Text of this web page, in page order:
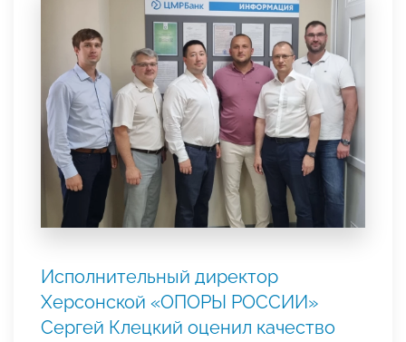
Исполнительный директор
Херсонской «ОПОРЫ РОССИИ»
Сергей Клецкий оценил качество